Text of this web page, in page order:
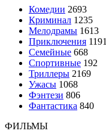
Комедии 2693
Криминал 1235
Мелодрамы 1613
Приключения 1191
Семейные 668
Спортивные 192
Триллеры 2169
Ужасы 1068
Фэнтези 806
Фантастика 840
ФИЛЬМЫ